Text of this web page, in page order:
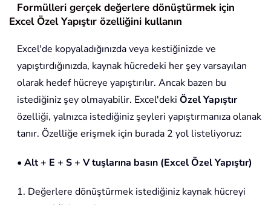
Formülleri gerçek değerlere dönüştürmek için
Excel Özel Yapıştır özelliğini kullanın
Excel'de kopyaladığınızda veya kestiğinizde ve
yapıştırdığınızda, kaynak hücredeki her şey varsayılan
olarak hedef hücreye yapıştırılır. Ancak bazen bu
istediğiniz şey olmayabilir. Excel'deki Özel Yapıştır
özelliği, yalnızca istediğiniz şeyleri yapıştırmanıza olanak
tanır. Özelliğe erişmek için burada 2 yol listeliyoruz:
• Alt + E + S + V tuşlarına basın (Excel Özel Yapıştır)
1. Değerlere dönüştürmek istediğiniz kaynak hücreyi